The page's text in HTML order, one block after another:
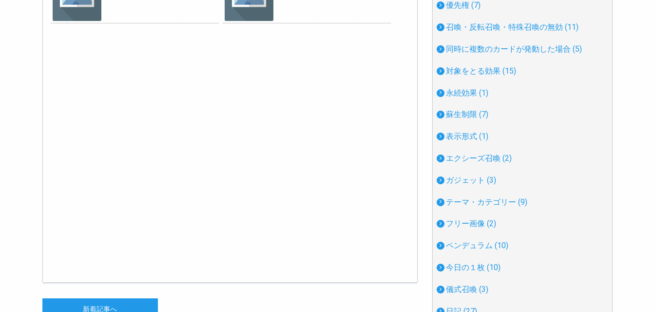
新着記事へ
優先権 (7)
召喚・反転召喚・特殊召喚の無効 (11)
同時に複数のカードが発動した場合 (5)
対象をとる効果 (15)
永続効果 (1)
蘇生制限 (7)
表示形式 (1)
エクシーズ召喚 (2)
ガジェット (3)
テーマ・カテゴリー (9)
フリー画像 (2)
ペンデュラム (10)
今日の１枚 (10)
儀式召喚 (3)